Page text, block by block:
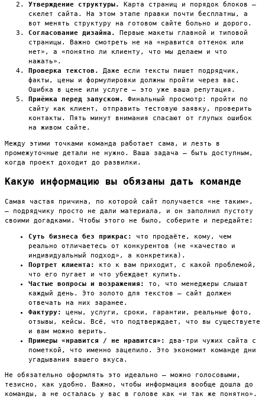
Утверждение структуры.
Карта страниц и порядок блоков —
скелет сайта. На этом этапе правки почти бесплатны, а
вот менять структуру на готовом сайте больно и дорого.
Согласование дизайна.
Первые макеты главной и типовой
страницы. Важно смотреть не на «нравится оттенок или
нет», а «понятно ли клиенту, что мы делаем и что
нажать».
Проверка текстов.
Даже если тексты пишет подрядчик,
факты, цены и формулировки должны пройти через вас.
Ошибка в цене или услуге — это уже ваша репутация.
Приёмка перед запуском.
Финальный просмотр: пройти по
сайту как клиент, отправить тестовую заявку, проверить
контакты. Пять минут внимания спасают от глупых ошибок
на живом сайте.
Между этими точками команда работает сама, и лезть в
промежуточные детали не нужно. Ваша задача — быть доступным,
когда проект доходит до развилки.
Какую информацию вы обязаны дать команде
Самая частая причина, по которой сайт получается «не таким»,
— подрядчику просто не дали материала, и он заполнил пустоту
своими догадками. Чтобы этого не было, соберите и передайте:
Суть бизнеса без прикрас:
что продаёте, кому, чем
реально отличаетесь от конкурентов (не «качество и
индивидуальный подход», а конкретика).
Портрет клиента:
кто к вам приходит, с какой проблемой,
что его пугает и что убеждает купить.
Частые вопросы и возражения:
то, что менеджеры слышат
каждый день. Это золото для текстов — сайт должен
отвечать на них заранее.
Фактуру:
цены, услуги, сроки, гарантии, реальные фото,
отзывы, кейсы. Всё, что подтверждает, что вы существуете
и вам можно верить.
Примеры «нравится / не нравится»:
два-три чужих сайта с
пометкой, что именно зацепило. Это экономит команде дни
угадывания вашего вкуса.
Не обязательно оформлять это идеально — можно голосовыми,
тезисно, как удобно. Важно, чтобы информация вообще дошла до
команды, а не осталась у вас в голове как «и так же понятно».